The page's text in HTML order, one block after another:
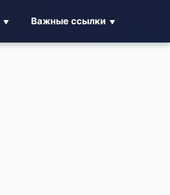
Важные ссылки